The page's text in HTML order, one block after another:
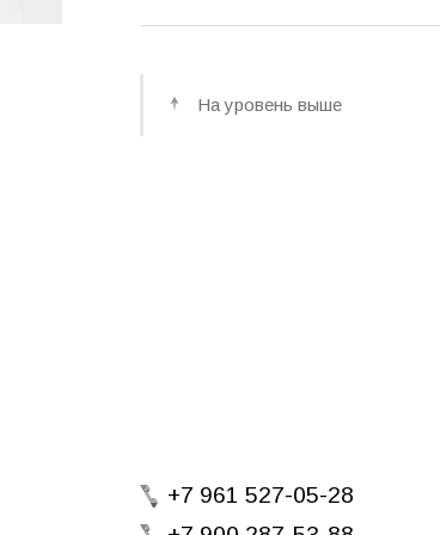
На уровень выше
+7 961 527-05-28